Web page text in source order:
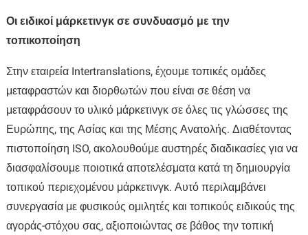
Οι ειδικοί μάρκετινγκ σε συνδυασμό με την
τοπικοποίηση
Στην εταιρεία Intertranslations, έχουμε τοπικές ομάδες
μεταφραστών και διορθωτών που είναι σε θέση να
μεταφράσουν το υλικό μάρκετινγκ σε όλες τις γλώσσες της
Ευρώπης, της Ασίας και της Μέσης Ανατολής. Διαθέτοντας
πιστοποίηση ISO, ακολουθούμε αυστηρές διαδικασίες για να
διασφαλίσουμε ποιοτικά αποτελέσματα κατά τη δημιουργία
τοπικού περιεχομένου μάρκετινγκ. Αυτό περιλαμβάνει
συνεργασία με φυσικούς ομιλητές και τοπικούς ειδικούς της
αγοράς-στόχου σας, αξιοποιώντας σε βάθος την τοπική